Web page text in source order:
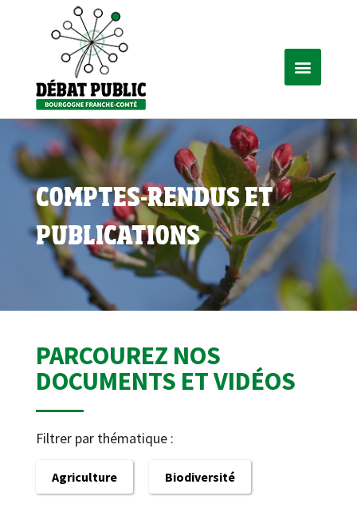
COMPTES-RENDUS ET
PUBLICATIONS
PARCOUREZ NOS
DOCUMENTS ET VIDÉOS
Filtrer par thématique :
Agriculture Biodiversité